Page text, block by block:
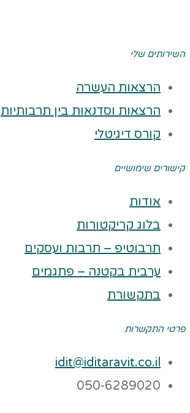
השירותים שלי
הרצאות העשרה
הרצאות וסדנאות בין תרבותיות
קורס דיגיטלי
קישורים שימושיים
אודות
בלוג קריקטורות
תרבוטיפ – תרבות ועסקים
ערבית בקטנה – פתגמים
בתקשורת
פרטי התקשרות
idit@iditaravit.co.il
050-6289020